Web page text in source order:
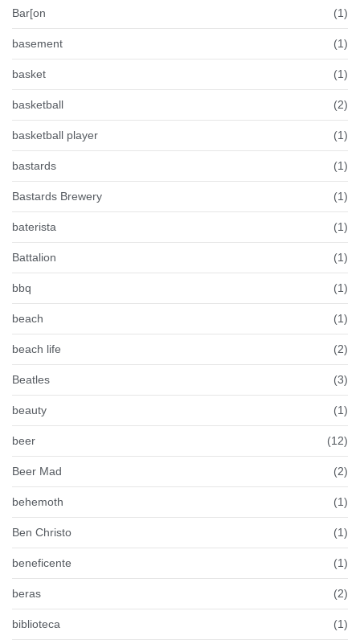
Bar[on (1)
basement (1)
basket (1)
basketball (2)
basketball player (1)
bastards (1)
Bastards Brewery (1)
baterista (1)
Battalion (1)
bbq (1)
beach (1)
beach life (2)
Beatles (3)
beauty (1)
beer (12)
Beer Mad (2)
behemoth (1)
Ben Christo (1)
beneficente (1)
beras (2)
biblioteca (1)